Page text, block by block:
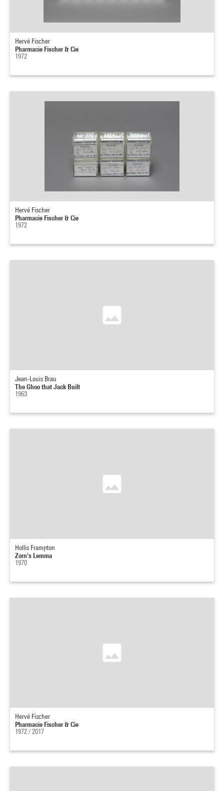
Hervé Fischer
Pharmacie Fischer & Cie
1972
Hervé Fischer
Pharmacie Fischer & Cie
1972
Jean-Louis Brau
The Ghoo that Jack Built
1963
Hollis Frampton
Zorn's Lemma
1970
Hervé Fischer
Pharmacie Fischer & Cie
1972 / 2017